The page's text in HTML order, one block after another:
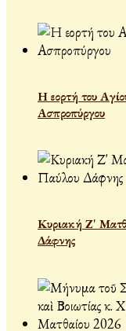
Η εορτή του
Ασπροπύργου
Κυριακή Ζ'
Δάφνης